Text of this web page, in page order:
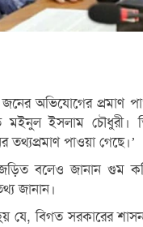
অভিযোগের প্রমাণ
মইনুল ইসলাম
পাওয়া গেছে।’
বলেও জানান গুম
জানান।
বিগত সরকারের